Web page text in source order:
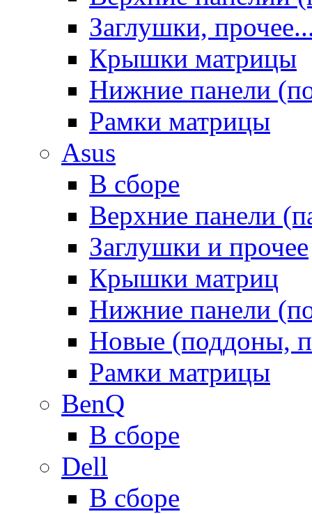
Заглушки,
Крышки матрицы
Нижние панели
Рамки матрицы
Asus
В сборе
Верхние панели
Заглушки и прочее
Крышки матриц
Нижние панели
Новые (поддоны,
Рамки матрицы
BenQ
В сборе
Dell
В сборе